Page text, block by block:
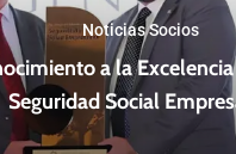
Noticias Socios
a la
Seguridad Social